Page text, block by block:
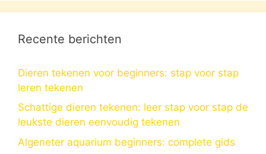
Recente berichten
Dieren tekenen voor beginners: stap voor stap
leren tekenen
Schattige dieren tekenen: leer stap voor stap de
leukste dieren eenvoudig tekenen
Algeneter aquarium beginners: complete gids